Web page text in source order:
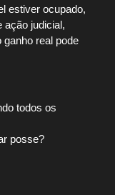
estiver ocupado,
ação judicial,
real pode
todos os
posse?